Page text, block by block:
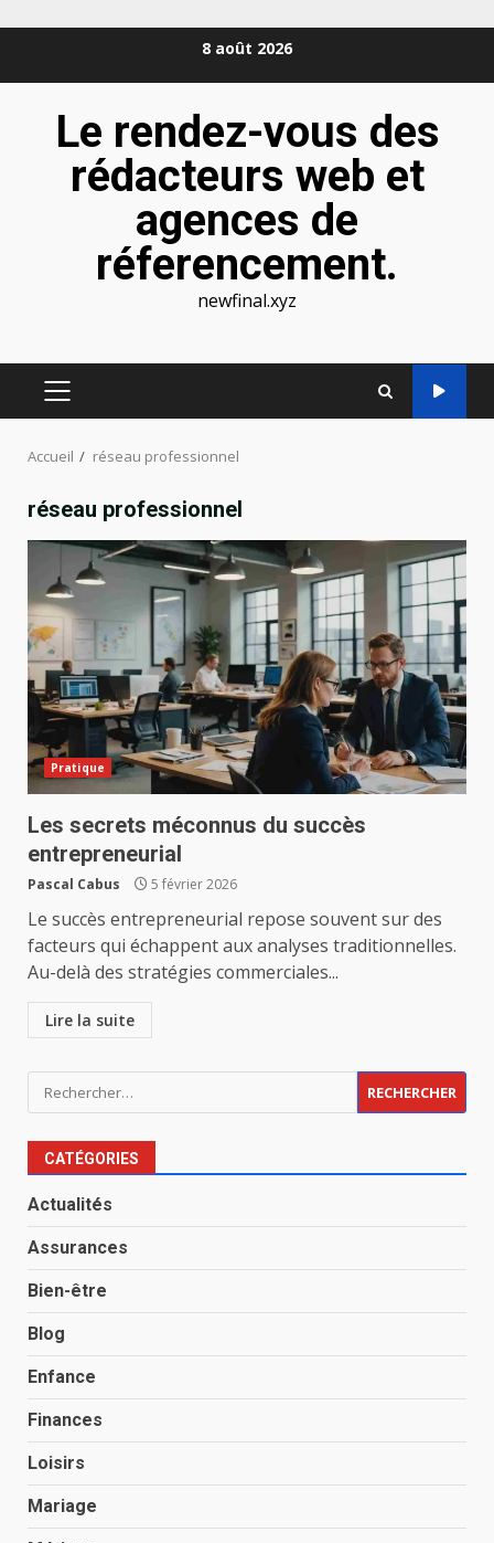
8 août 2026
Le rendez-vous des
rédacteurs web et
agences de
réferencement.
newfinal.xyz
MENU
Accueil réseau professionnel
réseau professionnel
Pratique
Les secrets méconnus du succès
entrepreneurial
Pascal Cabus 5 février 2026
Le succès entrepreneurial repose souvent sur des
facteurs qui échappent aux analyses traditionnelles.
Au-delà des stratégies commerciales...
Lire la suite
Rechercher :
CATÉGORIES
Actualités
Assurances
Bien-être
Blog
Enfance
Finances
Loisirs
Mariage